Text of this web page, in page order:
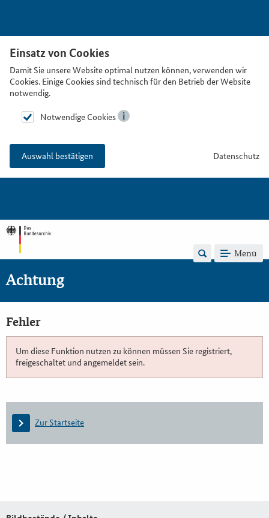
Einsatz von Cookies
Damit Sie unsere Website optimal nutzen können, verwenden wir
Cookies. Einige Cookies sind technisch für den Betrieb der Website
notwendig.
Notwendige Cookies
Auswahl bestätigen Datenschutz
Menü
Achtung
Fehler
Um diese Funktion nutzen zu können müssen Sie registriert,
freigeschaltet und angemeldet sein.
Zur Startseite